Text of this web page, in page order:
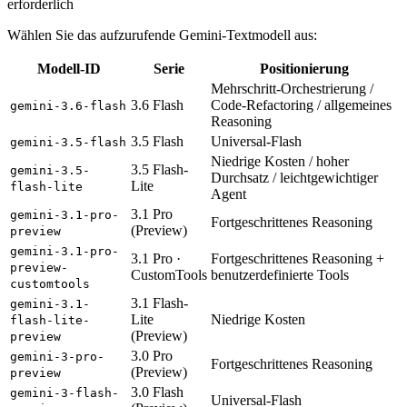
erforderlich
Wählen Sie das aufzurufende Gemini-Textmodell aus:
Modell-ID Serie Positionierung
gemini-3.6-flash 3.6 Flash
Mehrschritt-Orchestrierung /
Code-Refactoring / allgemeines
Reasoning
gemini-3.5-flash 3.5 Flash Universal-Flash
gemini-3.5-
flash-lite
3.5 Flash-
Lite
Niedrige Kosten / hoher
Durchsatz / leichtgewichtiger
Agent
gemini-3.1-pro-
preview
3.1 Pro
(Preview)
Fortgeschrittenes Reasoning
gemini-3.1-pro-
preview-
customtools
3.1 Pro ·
CustomTools
Fortgeschrittenes Reasoning +
benutzerdefinierte Tools
gemini-3.1-
flash-lite-
preview
3.1 Flash-
Lite
(Preview)
Niedrige Kosten
gemini-3-pro-
preview
3.0 Pro
(Preview)
Fortgeschrittenes Reasoning
gemini-3-flash-
3.0 Flash
Universal-Flash